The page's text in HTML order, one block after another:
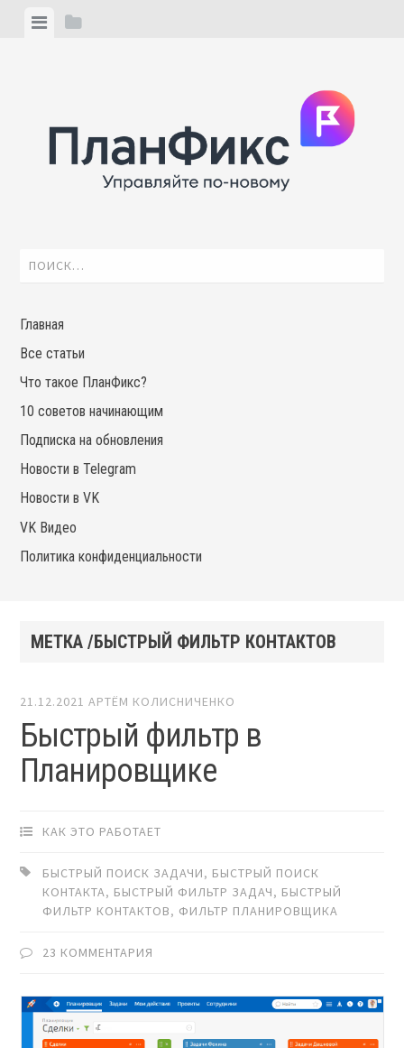
ViewView
Найти:
Главная
Все статьи
Что такое ПланФикс?
10 советов начинающим
Подписка на обновления
Новости в Telegram
Новости в VK
VK Видео
Политика конфиденциальности
МЕТКА /БЫСТРЫЙ ФИЛЬТР КОНТАКТОВ
21.12.2021 АРТЁМ КОЛИСНИЧЕНКО
Быстрый фильтр в
Планировщике
КАК ЭТО РАБОТАЕТ
БЫСТРЫЙ ПОИСК ЗАДАЧИ, БЫСТРЫЙ ПОИСК
КОНТАКТА, БЫСТРЫЙ ФИЛЬТР ЗАДАЧ, БЫСТРЫЙ
ФИЛЬТР КОНТАКТОВ, ФИЛЬТР ПЛАНИРОВЩИКА
23 КОММЕНТАРИЯ